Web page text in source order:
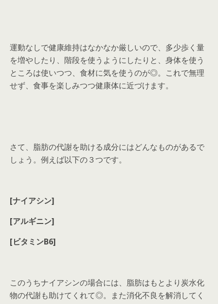
運動なしで健康維持はなかなか厳しいので、多少歩く量
を増やしたり、階段を使うようにしたりと、身体を使う
ところは使いつつ、食材に気を使うのが◎。これで無理
せず、食事を楽しみつつ健康体に近づけます。
さて、脂肪の代謝を助ける成分にはどんなものがあるで
しょう。例えば以下の３つです。
[ナイアシン]
[アルギニン]
[ビタミンB6]
このうちナイアシンの場合には、脂肪はもとより炭水化
物の代謝も助けてくれて◎。また消化不良を解消してく